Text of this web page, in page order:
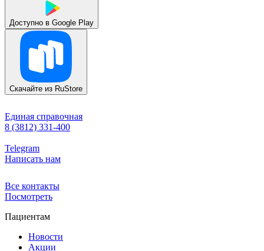
Доступно в Google Play
Скачайте из RuStore
Единая справочная
8 (3812) 331-400
Telegram
Написать нам
Все контакты
Посмотреть
Пациентам
Новости
Акции